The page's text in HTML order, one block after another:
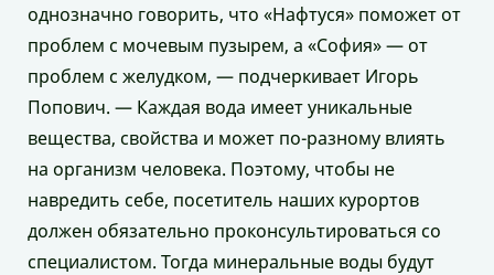
однозначно говорить, что «Нафтуся» поможет от
проблем с мочевым пузырем, а «София» — от
проблем с желудком, — подчеркивает Игорь
Попович. — Каждая вода имеет уникальные
вещества, свойства и может по-разному влиять
на организм человека. Поэтому, чтобы не
навредить себе, посетитель наших курортов
должен обязательно проконсультироваться со
специалистом. Тогда минеральные воды будут